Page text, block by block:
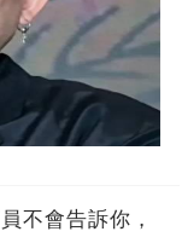
不會告訴你，